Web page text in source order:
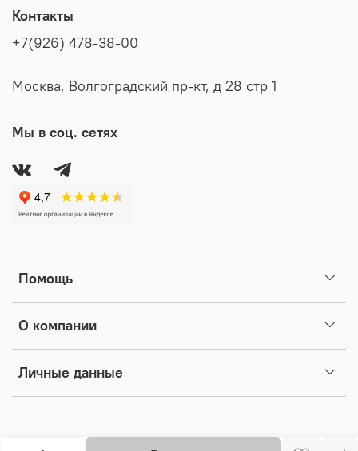
Помощь
О компании
Личные данные
Контакты
+7(926) 478-38-00
Москва, Волгоградский пр-кт, д 28 стр 1
Мы в соц. сетях